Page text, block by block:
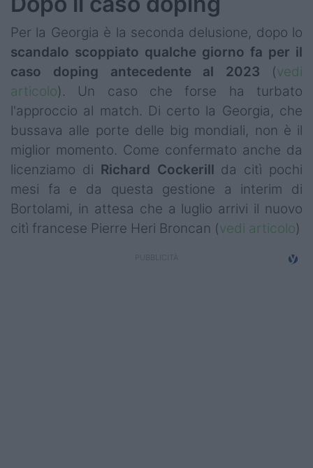
Per la Georgia è la seconda delusione, dopo lo
scandalo scoppiato qualche giorno fa per il
caso doping antecedente al 2023 (vedi
articolo). Un caso che forse ha turbato
l'approccio al match. Di certo la Georgia, che
bussava alle porte delle big mondiali, non è il
miglior momento. Come confermato anche da
licenziamo di Richard Cockerill da citì pochi
mesi fa e da questa gestione a interim di
Bortolami, in attesa che a luglio arrivi il nuovo
citì francese Pierre Heri Broncan (vedi articolo)